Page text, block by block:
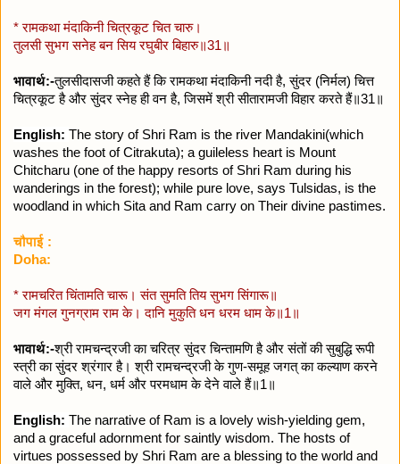
* रामकथा मंदाकिनी चित्रकूट चित चारु।
तुलसी सुभग सनेह बन सिय रघुबीर बिहारु॥31॥
भावार्थ:-तुलसीदासजी कहते हैं कि रामकथा मंदाकिनी नदी है, सुंदर (निर्मल) चित्त
चित्रकूट है और सुंदर स्नेह ही वन है, जिसमें श्री सीतारामजी विहार करते हैं॥31॥
English: The story of Shri Ram is the river Mandakini(which
washes the foot of Citrakuta); a guileless heart is Mount
Chitcharu (one of the happy resorts of Shri Ram during his
wanderings in the forest); while pure love, says Tulsidas, is the
woodland in which Sita and Ram carry on Their divine pastimes.
चौपाई :
Doha:
* रामचरित चिंतामति चारू। संत सुमति तिय सुभग सिंगारू॥
जग मंगल गुनग्राम राम के। दानि मुकुति धन धरम धाम के॥1॥
भावार्थ:-श्री रामचन्द्रजी का चरित्र सुंदर चिन्तामणि है और संतों की सुबुद्धि रूपी
स्त्री का सुंदर श्रंगार है। श्री रामचन्द्रजी के गुण-समूह जगत्‌ का कल्याण करने
वाले और मुक्ति, धन, धर्म और परमधाम के देने वाले हैं॥1॥
English: The narrative of Ram is a lovely wish-yielding gem,
and a graceful adornment for saintly wisdom. The hosts of
virtues possessed by Shri Ram are a blessing to the world and